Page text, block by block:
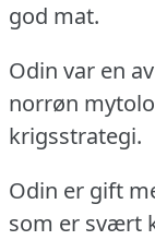
god mat.
Odin var en
norrøn
krigsstrategi.
Odin er gift
som er svært